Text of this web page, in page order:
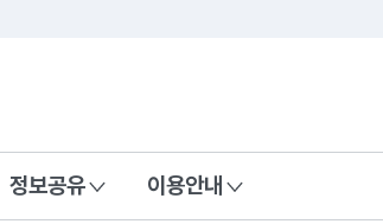
정보공유 이용안내